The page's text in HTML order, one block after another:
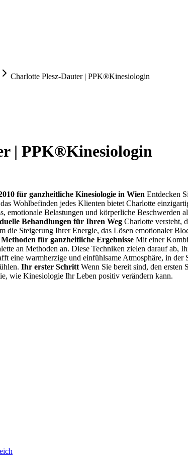
Charlotte Plesz-Dauter | PPK®Kinesiologin
| PPK®Kinesiologin
für ganzheitliche Kinesiologie in Wien Entdecken
Wohlbefinden jedes Klienten bietet Charlotte
emotionale Belastungen und körperliche
Behandlungen für Ihren Weg Charlotte versteht,
die Steigerung Ihrer Energie, das Lösen emotionaler
Methoden für ganzheitliche Ergebnisse Mit einer
an Methoden an. Diese Techniken zielen darauf
eine warmherzige und einfühlsame Atmosphäre, in
Ihr erster Schritt Wenn Sie bereit sind, den ersten
wie Kinesiologie Ihr Leben positiv verändern kann.